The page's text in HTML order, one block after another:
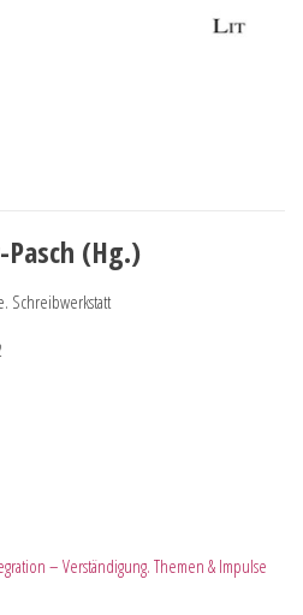
(Hg.)
Schreibwerkstatt
– Verständigung. Themen & Impulse